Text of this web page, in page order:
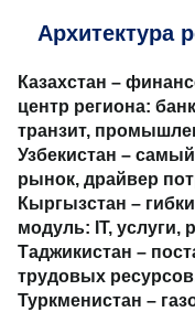
Архитектура
Казахстан –
центр региона:
транзит,
Узбекистан –
рынок, драйвер
Кыргызстан –
модуль: IT, услуги,
Таджикистан –
трудовых
Туркменистан –